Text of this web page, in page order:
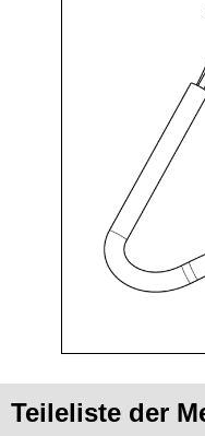
Teileliste der